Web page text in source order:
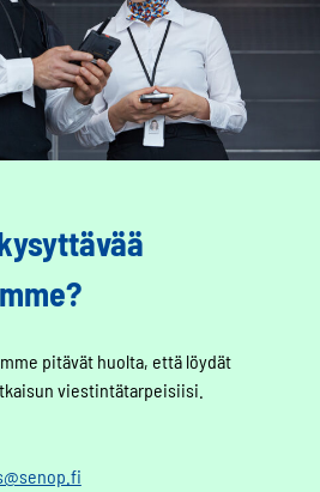
pitävät huolta, että löydät
viestintätarpeisiisi.